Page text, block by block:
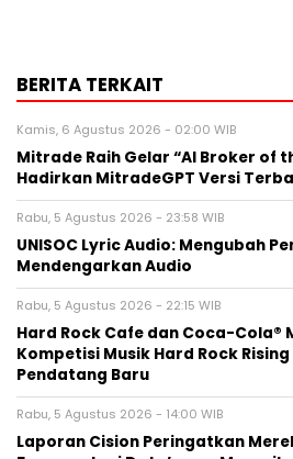
BERITA TERKAIT
Kamis, 6 Agustus 2026 - 02:00 WIB
Mitrade Raih Gelar “AI Broker of
Hadirkan MitradeGPT Versi
Rabu, 5 Agustus 2026 - 23:58 WIB
UNISOC Lyric Audio: Mengubah
Mendengarkan Audio
Rabu, 5 Agustus 2026 - 22:15 WIB
Hard Rock Cafe dan Coca-Cola®
Kompetisi Musik Hard Rock
Pendatang Baru
Rabu, 5 Agustus 2026 - 14:00 WIB
Laporan Cision Peringatkan